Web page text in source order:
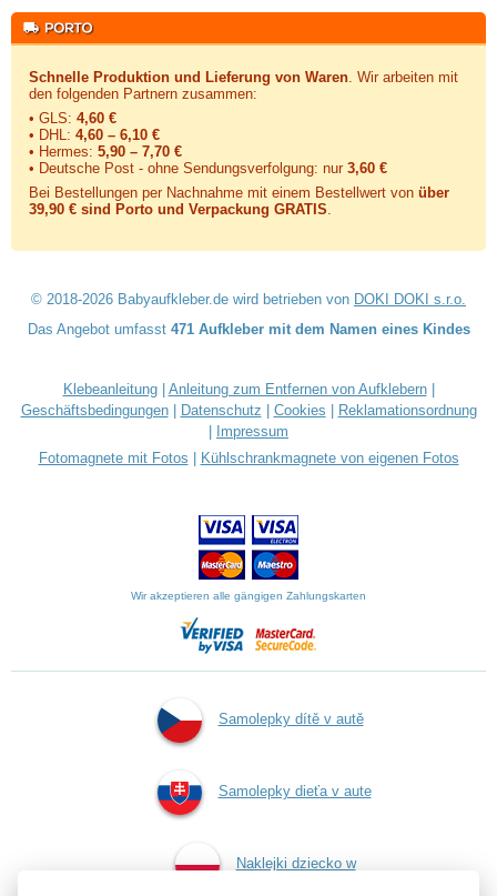
Schnelle Produktion und Lieferung von Waren . Wir arbeiten mit
den folgenden Partnern zusammen:
• GLS: 4,60 €
• DHL: 4,60 – 6,10 €
• Hermes: 5,90 – 7,70 €
• Deutsche Post - ohne Sendungsverfolgung: nur 3,60 €
Bei Bestellungen per Nachnahme mit einem Bestellwert von über
39,90 € sind Porto und Verpackung GRATIS
© 2018-2026 Babyaufkleber.de wird betrieben von DOKI DOKI s.r.o.
Das Angebot umfasst 471 Aufkleber mit dem Namen eines Kindes
Klebeanleitung| Anleitung zum Entfernen von Aufklebern|
Geschäftsbedingungen| Datenschutz Cookies
Reklamationsordnung
Impressum
Fotomagnete mit Fotos
Kühlschrankmagnete von eigenen Fotos
Wir akzeptieren alle gängigen Zahlungskarten
Samolepky dítě v autě
Samolepky dieťa v aute
Naklejki dziecko w